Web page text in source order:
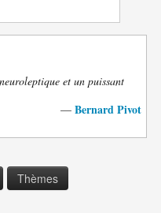
et un puissant
— Bernard Pivot
Thèmes